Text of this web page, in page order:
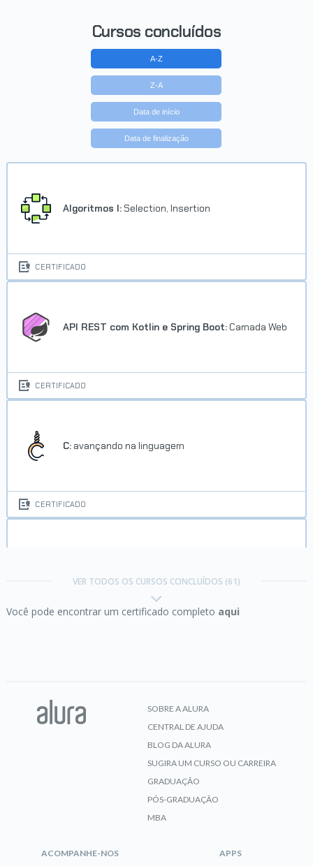
Cursos concluídos
A-Z
Z-A
Data de início
Data de finalização
Algoritmos I: Selection, Insertion
CERTIFICADO
API REST com Kotlin e Spring Boot: Camada Web
CERTIFICADO
C: avançando na linguagem
CERTIFICADO
Certificação Java SE 7 Programmer I
VER TODOS OS CURSOS CONCLUÍDOS (61)
Você pode encontrar um certificado completo aqui
SOBRE A ALURA
CENTRAL DE AJUDA
BLOG DA ALURA
SUGIRA UM CURSO OU CARREIRA
GRADUAÇÃO
PÓS-GRADUAÇÃO
MBA
ACOMPANHE-NOS APPS